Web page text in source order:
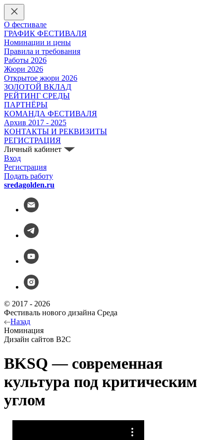
О фестивале
ГРАФИК ФЕСТИВАЛЯ
Номинации и цены
Правила и требования
Работы 2026
Жюри 2026
Открытое жюри 2026
ЗОЛОТОЙ ВКЛАД
РЕЙТИНГ СРЕДЫ
ПАРТНЁРЫ
КОМАНДА ФЕСТИВАЛЯ
Архив 2017 - 2025
КОНТАКТЫ И РЕКВИЗИТЫ
РЕГИСТРАЦИЯ
Личный кабинет
Вход
Регистрация
Подать работу
sredagolden.ru
© 2017 - 2026
Фестиваль нового дизайна Среда
Назад
Номинация
Дизайн сайтов B2C
BKSQ — cовременная
культура под критическим
углом